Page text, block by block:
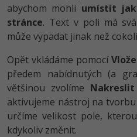
abychom mohli umístit
stránce. Text v poli má
může vypadat jinak než
Opět vkládáme pomocí
předem nabídnutých (a
většinou zvolíme
aktivujeme nástroj na
určíme velikost pole,
kdykoliv změnit.